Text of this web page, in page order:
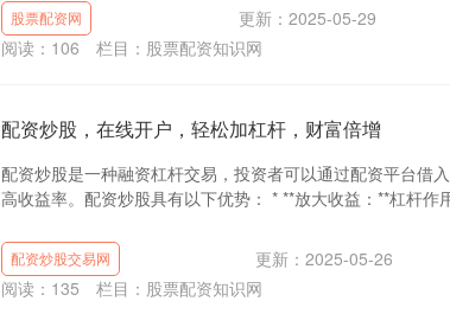
股票配资网 更新：2025-05-29
阅读： 106 栏目： 股票配资知识网
配资炒股，在线开户，轻松加杠杆，财富倍增
配资炒股是一种融资杠杆交易，投资者可以通过配资平台借
高收益率。配资炒股具有以下优势： * **放大收益：**杠杆作
配资炒股交易网 更新：2025-05-26
阅读： 135 栏目： 股票配资知识网